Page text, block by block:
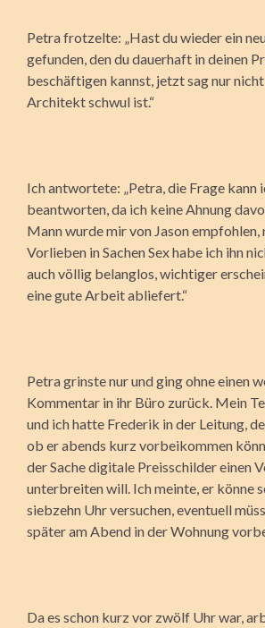
Petra frotzelte: „Hast du wieder ein
gefunden, den du dauerhaft in deinen
beschäftigen kannst, jetzt sag nur
Architekt schwul ist.“
Ich antwortete: „Petra, die Frage kann
beantworten, da ich keine Ahnung
Mann wurde mir von Jason empfohlen,
Vorlieben in Sachen Sex habe ich ihn
auch völlig belanglos, wichtiger
eine gute Arbeit abliefert.“
Petra grinste nur und ging ohne einen
Kommentar in ihr Büro zurück. Mein
und ich hatte Frederik in der Leitung,
ob er abends kurz vorbeikommen
der Sache digitale Preisschilder einen
unterbreiten will. Ich meinte, er könne
siebzehn Uhr versuchen, eventuell
später am Abend in der Wohnung
Da es schon kurz vor zwölf Uhr war,